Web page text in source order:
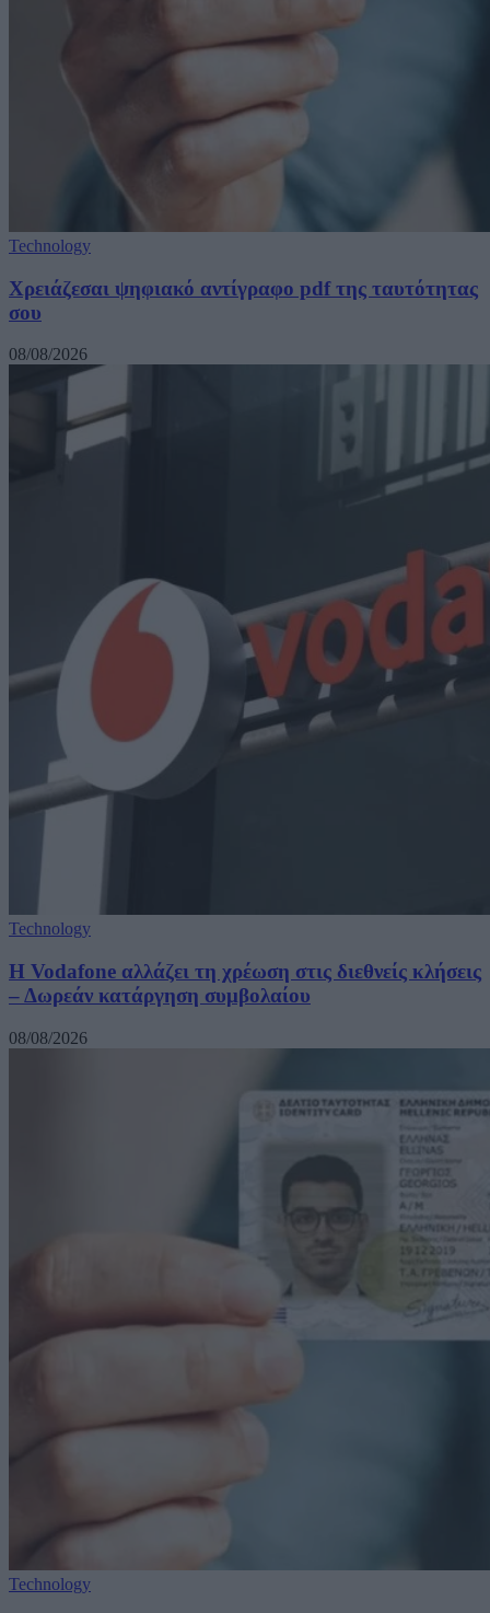
Technology
Χρειάζεσαι ψηφιακό αντίγραφο pdf της ταυτότητας
σου
08/08/2026
Technology
Η Vodafone αλλάζει τη χρέωση στις διεθνείς κλήσεις
– Δωρεάν κατάργηση συμβολαίου
08/08/2026
Technology